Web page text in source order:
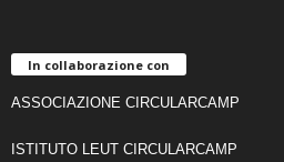
In collaborazione con
ASSOCIAZIONE CIRCULARCAMP
ISTITUTO LEUT CIRCULARCAMP